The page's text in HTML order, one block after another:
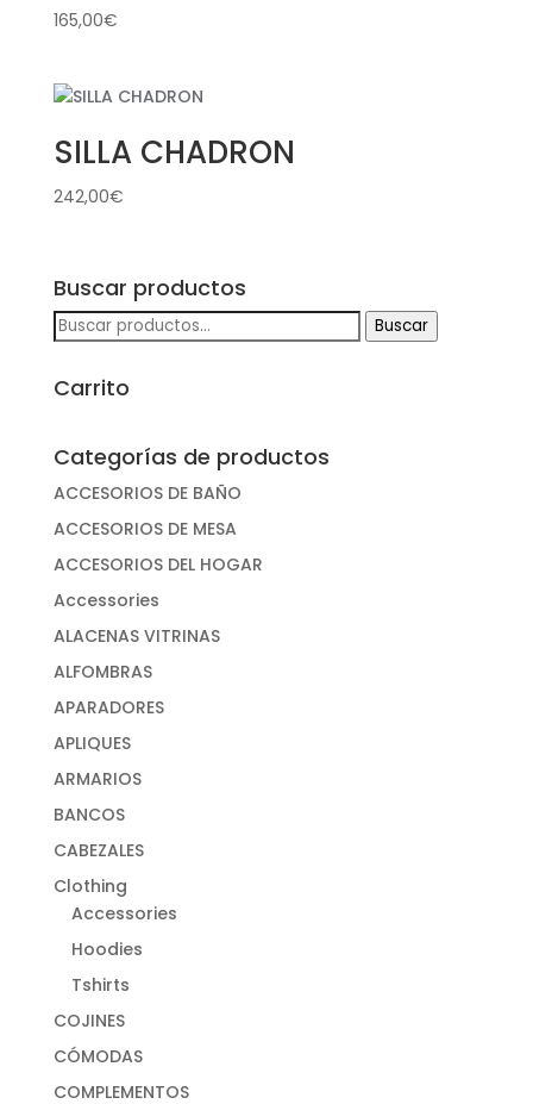
165,00€
SILLA CHADRON
242,00€
Buscar productos
Buscar
por:
Buscar
Carrito
Categorías de productos
ACCESORIOS DE BAÑO
ACCESORIOS DE MESA
ACCESORIOS DEL HOGAR
Accessories
ALACENAS VITRINAS
ALFOMBRAS
APARADORES
APLIQUES
ARMARIOS
BANCOS
CABEZALES
Clothing
Accessories
Hoodies
Tshirts
COJINES
CÓMODAS
COMPLEMENTOS